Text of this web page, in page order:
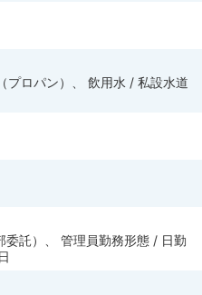
プロパン）、 飲用水 / 私設水道
託）、 管理員勤務形態 / 日勤